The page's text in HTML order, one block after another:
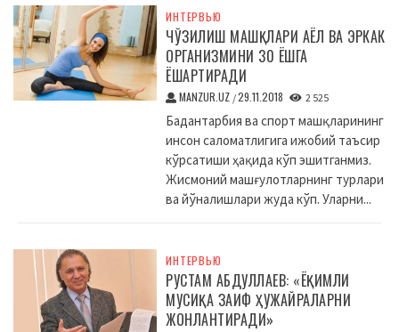
ИНТЕРВЬЮ
ЧЎЗИЛИШ МАШҚЛАРИ АЁЛ ВА ЭРКАК
ОРГАНИЗМИНИ 30 ЁШГА
ЁШАРТИРАДИ
MANZUR.UZ /29.11.2018 2 525
Бадантарбия ва спорт машқларининг
инсон саломатлигига ижобий таъсир
кўрсатиши ҳақида кўп эшитганмиз.
Жисмоний машғулотларнинг турлари
ва йўналишлари жуда кўп. Уларни...
ИНТЕРВЬЮ
РУСТАМ АБДУЛЛАЕВ: «ЁҚИМЛИ
МУСИҚА ЗАИФ ҲУЖАЙРАЛАРНИ
ЖОНЛАНТИРАДИ»